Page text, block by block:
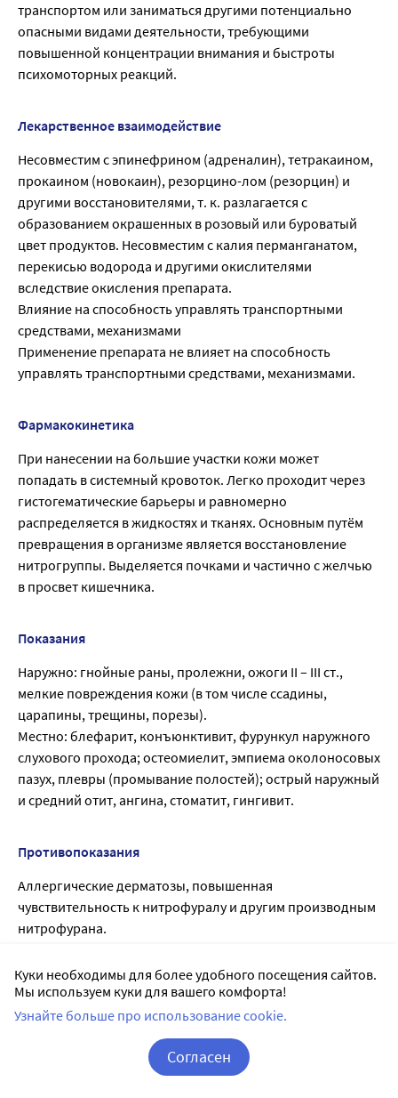
транспортом или заниматься другими потенциально
опасными видами деятельности, требующими
повышенной концентрации внимания и быстроты
психомоторных реакций.
Лекарственное взаимодействие
Несовместим с эпинефрином (адреналин), тетракаином,
прокаином (новокаин), резорцино-лом (резорцин) и
другими восстановителями, т. к. разлагается с
образованием окрашенных в розовый или буроватый
цвет продуктов. Несовместим с калия перманганатом,
перекисью водорода и другими окислителями
вследствие окисления препарата.
Влияние на способность управлять транспортными
средствами, механизмами
Применение препарата не влияет на способность
управлять транспортными средствами, механизмами.
Фармакокинетика
При нанесении на большие участки кожи может
попадать в системный кровоток. Легко проходит через
гистогематические барьеры и равномерно
распределяется в жидкостях и тканях. Основным путём
превращения в организме является восстановление
нитрогруппы. Выделяется почками и частично с желчью
в просвет кишечника.
Показания
Наружно: гнойные раны, пролежни, ожоги II – III ст.,
мелкие повреждения кожи (в том числе ссадины,
царапины, трещины, порезы).
Местно: блефарит, конъюнктивит, фурункул наружного
слухового прохода; остеомиелит, эмпиема околоносовых
пазух, плевры (промывание полостей); острый наружный
и средний отит, ангина, стоматит, гингивит.
Противопоказания
Аллергические дерматозы, повышенная
чувствительность к нитрофуралу и другим производным
нитрофурана.
Передозировка
При передозировке возможно усиление побочных
эффектов. Лечение: симптоматическое.
Куки необходимы для более удобного посещения сайтов.
Мы используем куки для вашего комфорта!
Узнайте больше про использование cookie.
Согласен